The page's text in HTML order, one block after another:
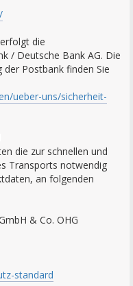
die
/ Deutsche Bank AG. Die
Postbank finden Sie
ueber-uns/sicherheit-
die zur schnellen und
Transports notwendig
an folgenden
& Co. OHG
standard